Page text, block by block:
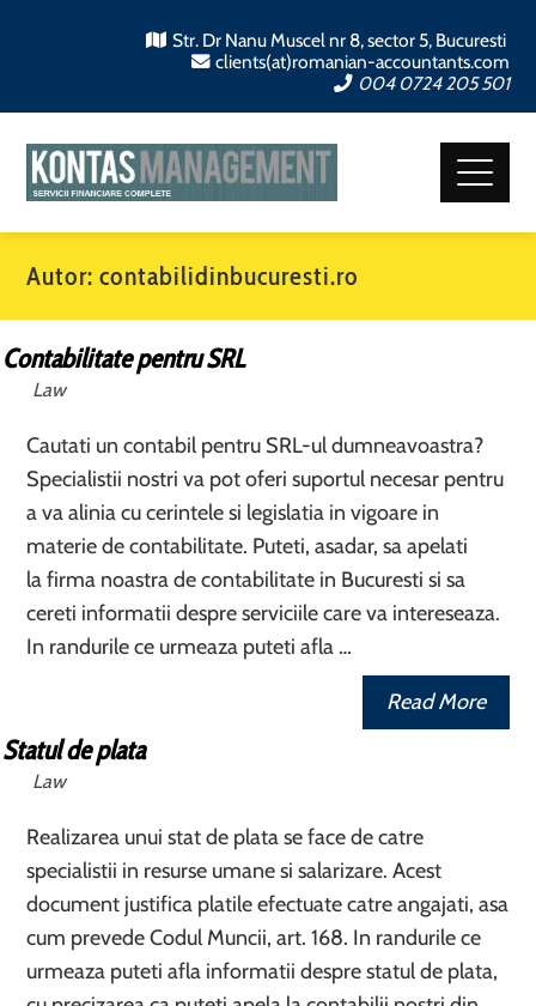
Str. Dr Nanu Muscel nr 8, sector 5, Bucuresti
clients(at)romanian-accountants.com
004 0724 205 501
Autor:contabilidinbucuresti.ro
Contabilitate pentru SRL
Law
Cautati un contabil pentru SRL-ul dumneavoastra?
Specialistii nostri va pot oferi suportul necesar pentru
a va alinia cu cerintele si legislatia in vigoare in
materie de contabilitate. Puteti, asadar, sa apelati
la firma noastra de contabilitate in Bucuresti si sa
cereti informatii despre serviciile care va intereseaza.
In randurile ce urmeaza puteti afla …
Read More
Statul de plata
Law
Realizarea unui stat de plata se face de catre
specialistii in resurse umane si salarizare. Acest
document justifica platile efectuate catre angajati, asa
cum prevede Codul Muncii, art. 168. In randurile ce
urmeaza puteti afla informatii despre statul de plata,